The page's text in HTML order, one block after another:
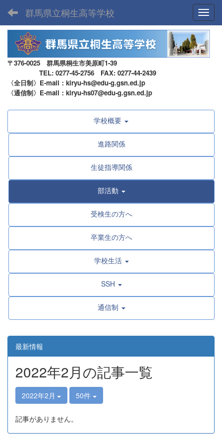
群馬県立桐生高等学校
〒376-0025 群馬県桐生市美原町1-39
TEL: 0277-45-2756 FAX: 0277-44-2439
〈全日制〉E-mail：kiryu-hs@edu-g.gsn.ed.jp
〈通信制〉E-mail：kiryu-hs07@edu-g.gsn.ed.jp
学校概要
進路関係
生徒指導関係
部活動
受検生の方へ
卒業生の方へ
学校生活
SSH
通信制
最新情報
2022年2月の記事一覧
2022年2月 50件
記事がありません。